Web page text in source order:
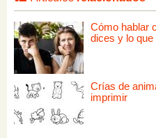
Cómo hablar
dices y lo que
Crías de
imprimir